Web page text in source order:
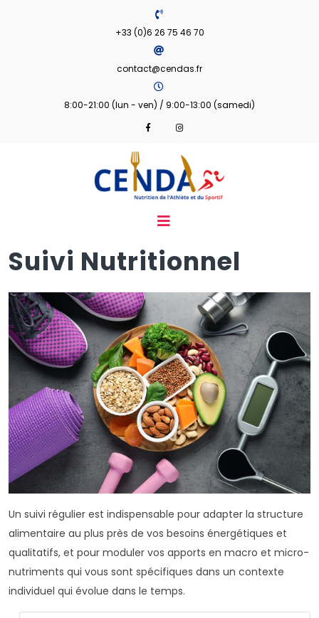
+33 (0)6 26 75 46 70
contact@cendas.fr
8:00-21:00 (lun - ven) / 9:00-13:00 (samedi)
Suivi Nutritionnel
Un suivi régulier est indispensable pour adapter la structure
alimentaire au plus près de vos besoins énergétiques et
qualitatifs, et pour moduler vos apports en macro et micro-
nutriments qui vous sont spécifiques dans un contexte
individuel qui évolue dans le temps.